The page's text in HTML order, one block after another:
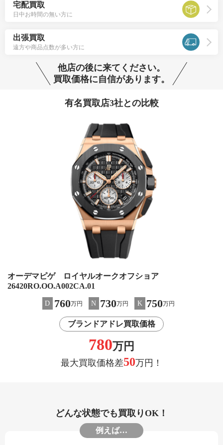
宅配買取
日中お時間の無い方に
出張買取
遠方や商品点数が多い方に
他店の後に来てください。
買取価格に自信があります。
有名買取店3社との比較
オーデマピゲ ロイヤルオークオフショア
26420RO.OO.A002CA.01
D 760万円 N 730万円 K 750万円
ブランドアドレ買取価格
780万円
最大買取価格差50万円！
どんな状態でも買取りOK！
例えば…